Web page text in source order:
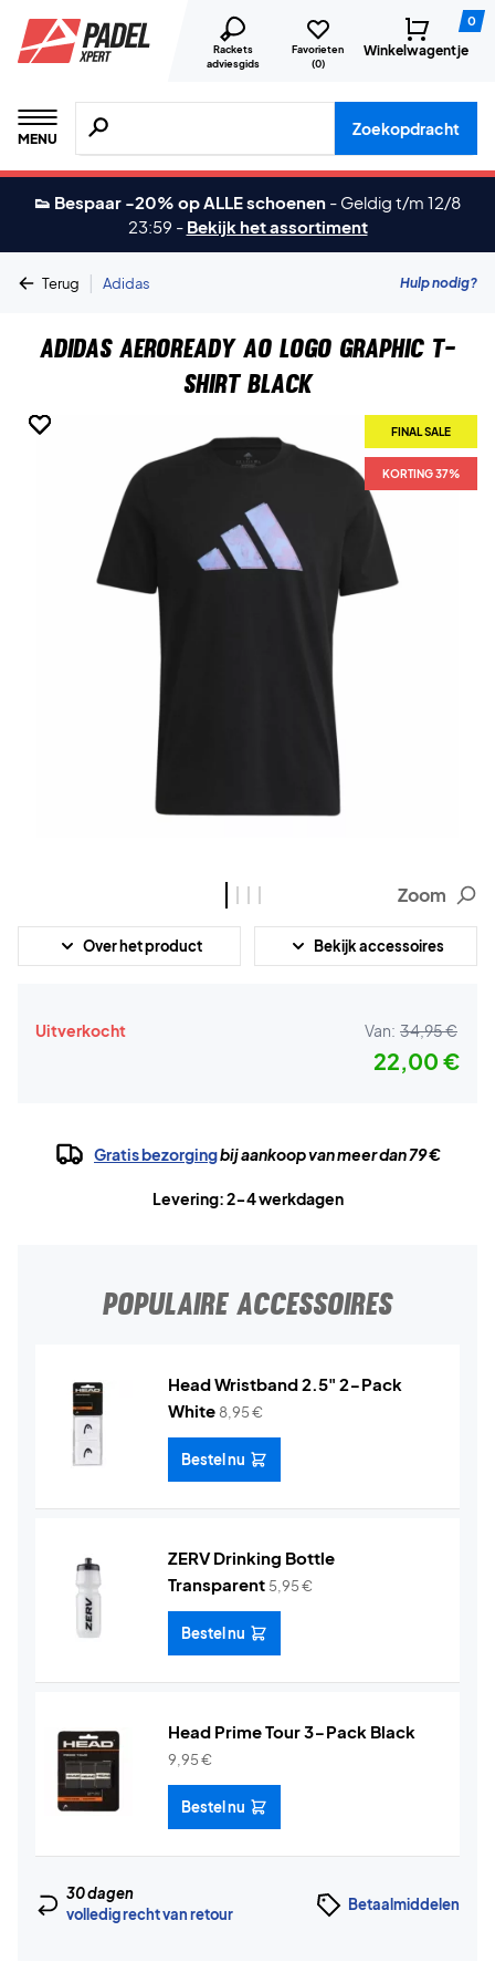
Rackets
adviesgids
Favorieten
(0)
0
Winkelwagentje
MENU
Zoeken naar producten, merken etc.
Zoekopdracht
👟 Bespaar -20% op ALLE schoenen - Geldig t/m 12/8
23:59 - Bekijk het assortiment
Terug | Adidas Hulp nodig?
Adidas Aeroready AO Logo Graphic T-
shirt Black
FINAL SALE
KORTING 37%
FINAL SALE
KORTING 37%
FINAL SALE
KORTING 37%
FINAL SALE
KORTING 37%
Zoom
Over het product Bekijk accessoires
Uitverkocht Van: 34,95 €
22,00 €
Gratis bezorgingbij aankoop van meer dan 79 €
Levering: 2-4 werkdagen
POPULAIRE ACCESSOIRES
Head Wristband 2.5" 2-Pack
White 8,95€
Bestel nu
ZERV Drinking Bottle
Transparent 5,95€
Bestel nu
Head Prime Tour 3-Pack Black
9,95€
Bestel nu
30 dagen
volledig recht van retour
Betaalmiddelen